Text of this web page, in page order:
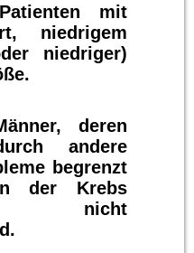
mit
niedrigem
niedriger)
deren
andere
begrenzt
der Krebs
nicht